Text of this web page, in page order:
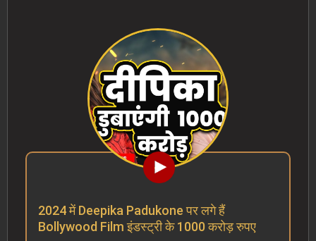
2024 में Deepika Padukone पर लगे हैं
Bollywood Film इंडस्ट्री के 1000 करोड़ रुपए